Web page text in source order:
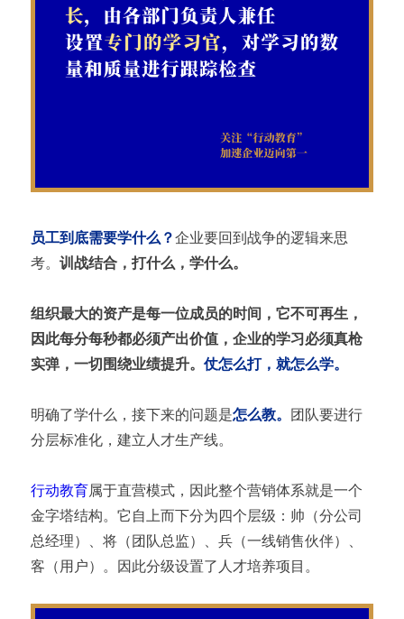
员工到底需要学什么？企业要回到战争的逻辑来思
考。 训战结合，打什么，学什么。
组织最大的资产是每一位成员的时间，它不可再生，
因此每分每秒都必须产出价值，企业的学习必须真枪
实弹，一切围绕业绩提升。 仗怎么打，就怎么学。
明确了学什么，接下来的问题是怎么教。 团队要进行
分层标准化，建立人才生产线。
行动教育属于直营模式，因此整个营销体系就是一个
金字塔结构。它自上而下分为四个层级：帅（分公司
总经理）、将（团队总监）、兵（一线销售伙伴）、
客（用户）。因此分级设置了人才培养项目。